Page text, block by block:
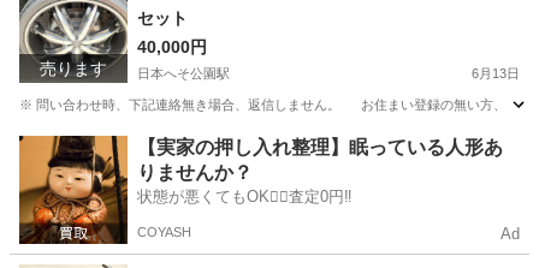
売ります
セット
40,000円
日本へそ公園駅 6月13日
※ 問い合わせ時、下記連絡無き場合、返信しません。 お住まい登録の無い方
兵庫 小野市 日本へそ公園駅 タイヤ、ホイール 22インチ
【実家の押し入れ整理】眠っている人形あ
りませんか？
状態が悪くてもOK🙆‍♀️査定0円‼️
COYASH Ad